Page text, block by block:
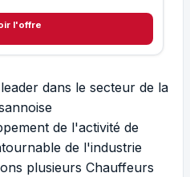
l'offre
dans le secteur de la
de l'activité de
de l'industrie
plusieurs Chauffeurs